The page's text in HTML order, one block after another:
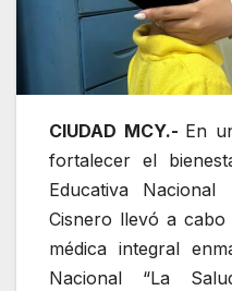
CIUDAD MCY.- En
fortalecer el
Educativa
Cisnero llevó a
médica integral
Nacional “La